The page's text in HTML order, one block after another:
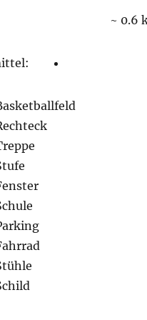
~ 0.6